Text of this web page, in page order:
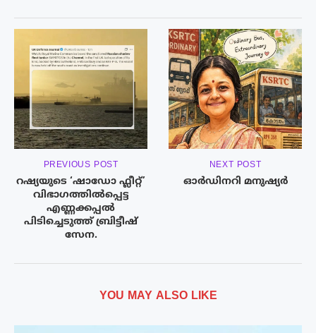
PREVIOUS POST
റഷ്യയുടെ ‘ഷാഡോ ഫ്ലീറ്റ്’
വിഭാഗത്തിൽപ്പെട്ട
എണ്ണക്കപ്പൽ
പിടിച്ചെടുത്ത് ബ്രിട്ടീഷ്
സേന.
NEXT POST
ഓർഡിനറി മനുഷ്യർ
YOU MAY ALSO LIKE